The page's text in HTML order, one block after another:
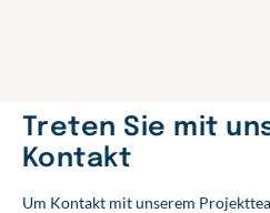
Treten Sie mit
Kontakt
Um Kontakt mit unserem